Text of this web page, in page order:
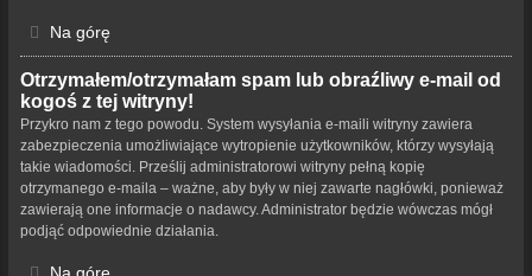
Na górę
Otrzymałem/otrzymałam spam lub obraźliwy e-mail od
kogoś z tej witryny!
Przykro nam z tego powodu. System wysyłania e-maili witryny zawiera
zabezpieczenia umożliwiające wytropienie użytkowników, którzy wysyłają
takie wiadomości. Prześlij administratorowi witryny pełną kopię
otrzymanego e-maila – ważne, aby były w niej zawarte nagłówki, ponieważ
zawierają one informacje o nadawcy. Administrator będzie wówczas mógł
podjąć odpowiednie działania.
Na górę